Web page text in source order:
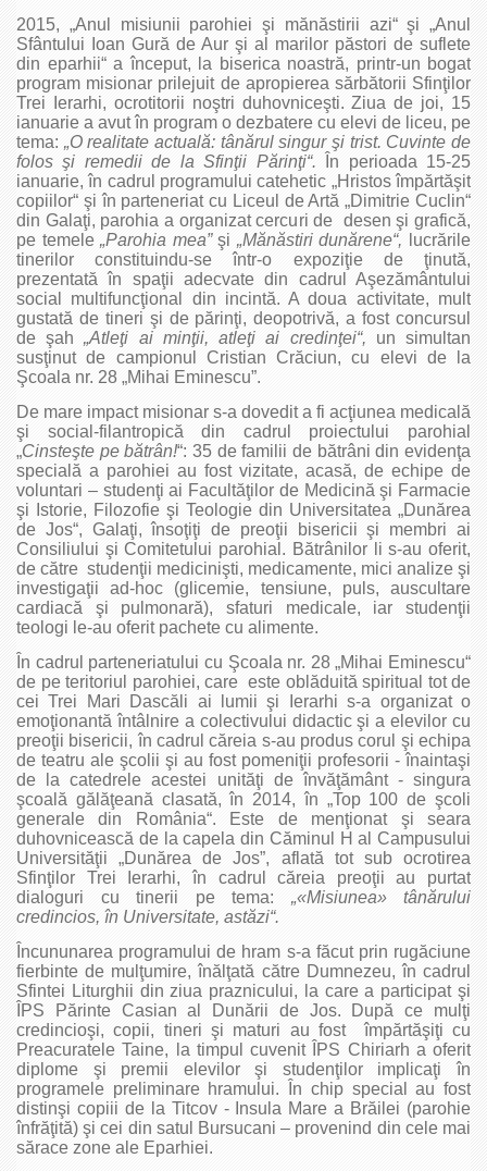
2015, „Anul misiunii parohiei şi mănăstirii azi“ şi „Anul
Sfântului Ioan Gură de Aur şi al marilor păstori de suflete
din eparhii“ a început, la biserica noastră, printr-un bogat
program misionar prilejuit de apropierea sărbătorii Sfinţilor
Trei Ierarhi, ocrotitorii noştri duhovniceşti. Ziua de joi, 15
ianuarie a avut în program o dezbatere cu elevi de liceu, pe
tema: „O realitate actuală: tânărul singur şi trist. Cuvinte de
folos şi remedii de la Sfinţii Părinţi“.
În perioada 15-25
ianuarie, în cadrul programului catehetic „Hristos împărtăşit
copiilor“ şi în parteneriat cu Liceul de Artă „Dimitrie Cuclin“
din Galaţi, parohia a organizat cercuri de desen şi grafică,
pe temele„Parohia mea”şi „Mănăstiri dunărene“,
lucrările
tinerilor constituindu-se într-o expoziţie de ţinută,
prezentată în spaţii adecvate din cadrul Aşezământului
social multifuncţional din incintă. A doua activitate, mult
gustată de tineri şi de părinţi, deopotrivă, a fost concursul
de şah„Atleţi ai minţii, atleţi ai credinţei“, un simultan
susţinut de campionul Cristian Crăciun, cu elevi de la
Şcoala nr. 28 „Mihai Eminescu”.
De mare impact misionar s-a dovedit a fi acţiunea medicală
şi social-filantropică din cadrul proiectului parohial
„Cinsteşte pe bătrân!“: 35 de familii de bătrâni din evidenţa
specială a parohiei au fost vizitate, acasă, de echipe de
voluntari – studenţi ai Facultăţilor de Medicină şi Farmacie
şi Istorie, Filozofie şi Teologie din Universitatea „Dunărea
de Jos“, Galaţi, însoţiţi de preoţii bisericii şi membri ai
Consiliului şi Comitetului parohial. Bătrânilor li s-au oferit,
de către studenţii medicinişti, medicamente, mici analize şi
investigaţii ad-hoc (glicemie, tensiune, puls, auscultare
cardiacă şi pulmonară), sfaturi medicale, iar studenţii
teologi le-au oferit pachete cu alimente.
În cadrul parteneriatului cu Şcoala nr. 28 „Mihai Eminescu“
de pe teritoriul parohiei, care este oblăduită spiritual tot de
cei Trei Mari Dascăli ai lumii şi Ierarhi s-a organizat o
emoţionantă întâlnire a colectivului didactic şi a elevilor cu
preoţii bisericii, în cadrul căreia s-au produs corul şi echipa
de teatru ale şcolii şi au fost pomeniţii profesorii - înaintaşi
de la catedrele acestei unităţi de învăţământ - singura
şcoală gălăţeană clasată, în 2014, în „Top 100 de şcoli
generale din România“. Este de menţionat şi seara
duhovnicească de la capela din Căminul H al Campusului
Universităţii „Dunărea de Jos”, aflată tot sub ocrotirea
Sfinţilor Trei Ierarhi, în cadrul căreia preoţii au purtat
dialoguri cu tinerii pe tema: „«Misiunea» tânărului
credincios, în Universitate, astăzi“.
Încununarea programului de hram s-a făcut prin rugăciune
fierbinte de mulţumire, înălţată către Dumnezeu, în cadrul
Sfintei Liturghii din ziua praznicului, la care a participat şi
ÎPS Părinte Casian al Dunării de Jos. După ce mulţi
credincioşi, copii, tineri şi maturi au fost împărtăşiţi cu
Preacuratele Taine, la timpul cuvenit ÎPS Chiriarh a oferit
diplome şi premii elevilor şi studenţilor implicaţi în
programele preliminare hramului. În chip special au fost
distinşi copiii de la Titcov - Insula Mare a Brăilei (parohie
înfrăţită) şi cei din satul Bursucani – provenind din cele mai
sărace zone ale Eparhiei.